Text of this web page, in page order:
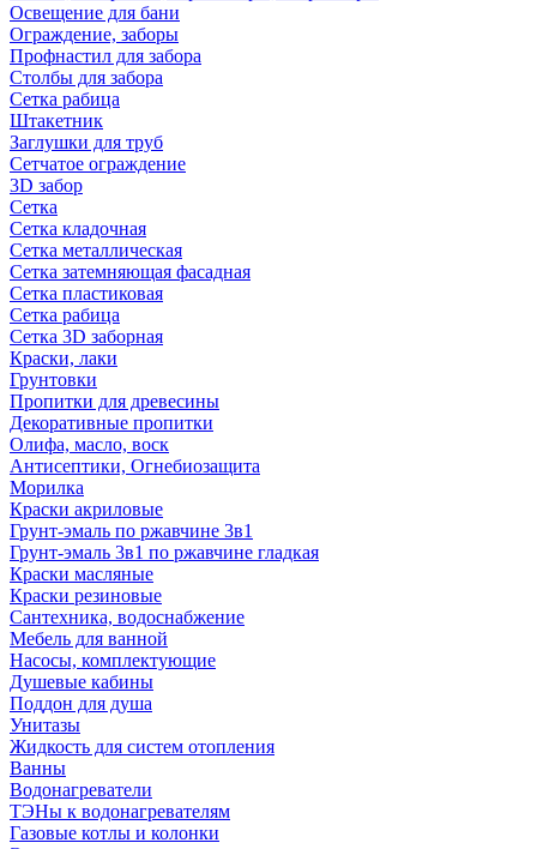
Освещение для бани
Ограждение, заборы
Профнастил для забора
Столбы для забора
Сетка рабица
Штакетник
Заглушки для труб
Сетчатое ограждение
3D забор
Сетка
Сетка кладочная
Сетка металлическая
Сетка затемняющая фасадная
Сетка пластиковая
Сетка рабица
Сетка 3D заборная
Краски, лаки
Грунтовки
Пропитки для древесины
Декоративные пропитки
Олифа, масло, воск
Антисептики, Огнебиозащита
Морилка
Краски акриловые
Грунт-эмаль по ржавчине 3в1
Грунт-эмаль 3в1 по ржавчине гладкая
Краски масляные
Краски резиновые
Сантехника, водоснабжение
Мебель для ванной
Насосы, комплектующие
Душевые кабины
Поддон для душа
Унитазы
Жидкость для систем отопления
Ванны
Водонагреватели
ТЭНы к водонагревателям
Газовые котлы и колонки